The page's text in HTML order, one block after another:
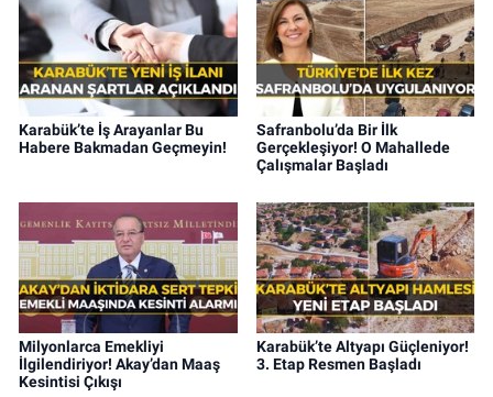
Karabük’te İş Arayanlar Bu
Habere Bakmadan Geçmeyin!
Safranbolu’da Bir İlk
Gerçekleşiyor! O Mahallede
Çalışmalar Başladı
Milyonlarca Emekliyi
İlgilendiriyor! Akay’dan Maaş
Kesintisi Çıkışı
Karabük’te Altyapı Güçleniyor!
3. Etap Resmen Başladı